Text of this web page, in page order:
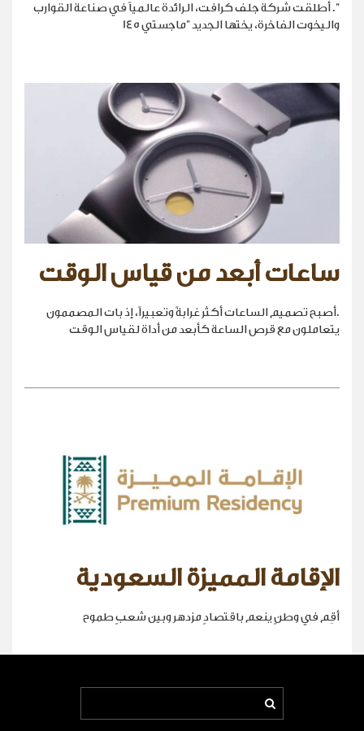
". أطلقت شركة جلف كرافت، الرائدة عالمياً في صناعة القوارب
واليخوت الفاخرة، يختها الجديد "ماجستي 145
ساعات أبعد من قياس الوقت
.أصبح تصميم الساعات أكثر غرابةً وتعبيراً، إذ بات المصممون
يتعاملون مع قرص الساعة كأبعد من أداة لقياس الوقت
الإقامة المميزة السعودية
أقِم في وطنٍ ينعم باقتصادٍ مزدهر وبين شعبٍ طموح